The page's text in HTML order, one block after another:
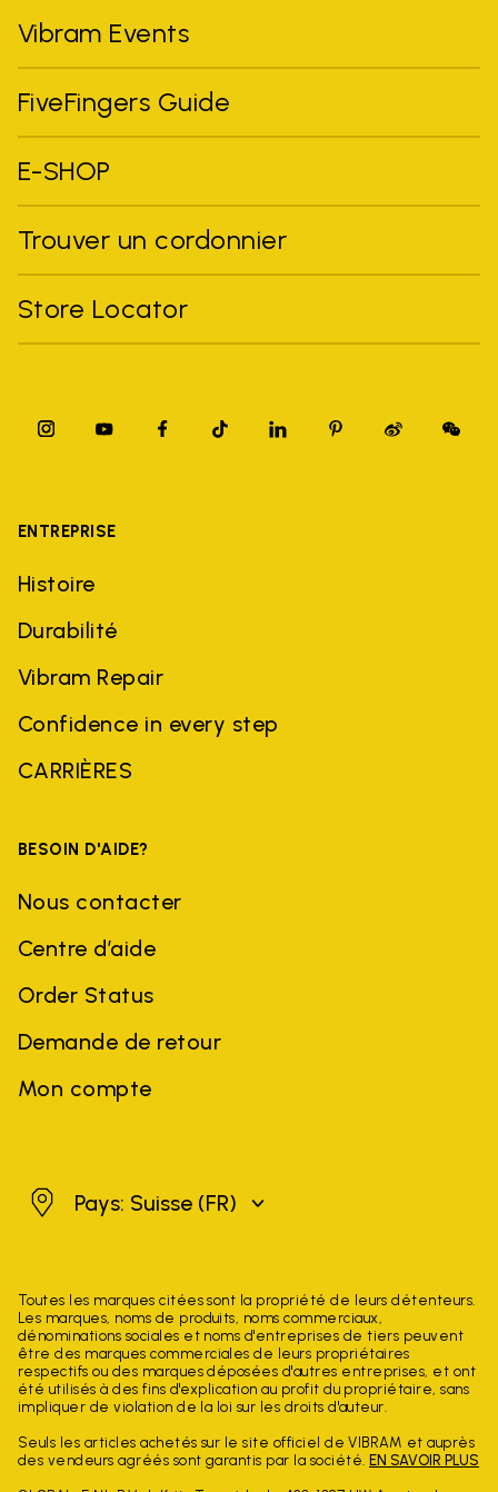
Vibram Events
FiveFingers Guide
E-SHOP
Trouver un cordonnier
Store Locator
ENTREPRISE
Histoire
Durabilité
Vibram Repair
Confidence in every step
CARRIÈRES
BESOIN D'AIDE?
Nous contacter
Centre d’aide
Order Status
Demande de retour
Mon compte
SuissePays: Suisse (FR)
Toutes les marques citées sont la propriété de leurs détenteurs.
Les marques, noms de produits, noms commerciaux,
dénominations sociales et noms d'entreprises de tiers peuvent
être des marques commerciales de leurs propriétaires
respectifs ou des marques déposées d'autres entreprises, et ont
été utilisés à des fins d'explication au profit du propriétaire, sans
impliquer de violation de la loi sur les droits d'auteur.
Seuls les articles achetés sur le site officiel de VIBRAM et auprès
des vendeurs agréés sont garantis par la société. EN SAVOIR PLUS